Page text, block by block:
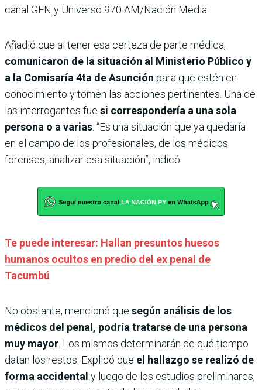
canal GEN y Universo 970 AM/Nación Media.
Añadió que al tener esa certeza de parte médica,
comunicaron de la situación al Ministerio Público y
a la Comisaría 4ta de Asunción para que estén en
conocimiento y tomen las acciones pertinentes. Una de
las interrogantes fue si correspondería a una sola
persona o a varias . “Es una situación que ya quedaría
en el campo de los profesionales, de los médicos
forenses, analizar esa situación”, indicó.
Te puede interesar: Hallan presuntos huesos
humanos ocultos en predio del ex penal de
Tacumbú
No obstante, mencionó que según análisis de los
médicos del penal, podría tratarse de una persona
muy mayor . Los mismos determinarán de qué tiempo
datan los restos. Explicó que el hallazgo se realizó de
forma accidental y luego de los estudios preliminares,